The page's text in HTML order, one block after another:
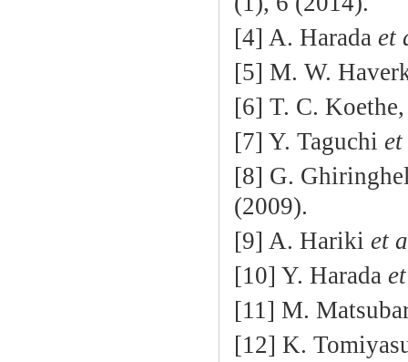
[4] A. Harada et
[5] M. W.
[6] T. C.
[7] Y. Taguchi
[8] G.
(2009).
[9] A. Hariki et
[10] Y. Harada
[11] M.
[12] K.